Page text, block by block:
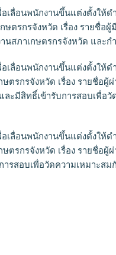
ลื่อนพนักงานขึ้นแต่งตั้งให้ด
ษตรกรจังหวัด เรื่อง รายชื่
สภาเกษตรกรจังหวัด และ
ลื่อนพนักงานขึ้นแต่งตั้งให้ด
ตรกรจังหวัด เรื่อง รายชื่อ
ละมีสิทธิ์เข้ารับการสอบเพื่
ลื่อนพนักงานขึ้นแต่งตั้งให้ด
ตรกรจังหวัด เรื่อง รายชื่อ
ารสอบเพื่อวัดความเหมาะ